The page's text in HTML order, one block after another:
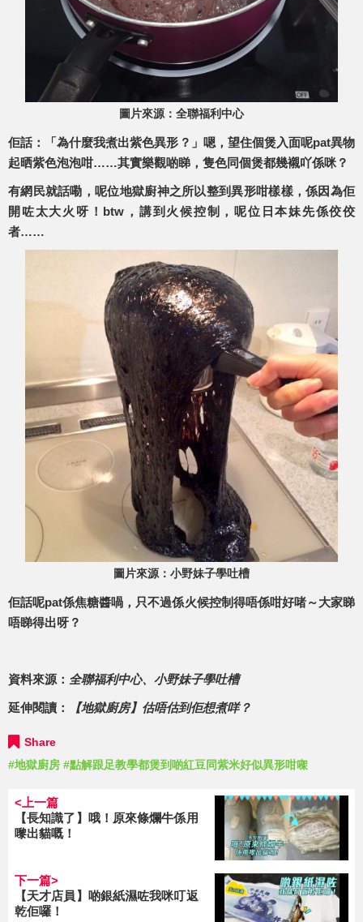
圖片來源：全聯福利中心
佢話：「為什麼我煮出紫色異形？」嗯，望住個煲入面呢pat異物
起晒紫色泡泡咁……其實樂觀啲睇，隻色同個煲都幾襯吖係咪？
有網民就話嘞，呢位地獄廚神之所以整到異形咁樣樣，係因為佢
開咗太大火呀！btw，講到火候控制，呢位日本妹先係佼佼
者……
圖片來源：小野妹子學吐槽
佢話呢pat係焦糖醬喎，只不過係火候控制得唔係咁好啫～大家睇
唔睇得出呀？
資料來源： 全聯福利中心、 小野妹子學吐槽
延伸閱讀： 【地獄廚房】估唔估到佢想煮咩？
Share
#地獄廚房 #點解跟足教學都煲到啲紅豆同紫米好似異形咁㗎
<上一篇
【長知識了】哦！原來條爛牛係用
嚟出貓嘅！
下一篇>
【天才店員】啲銀紙濕咗我咪叮返
乾佢囉！